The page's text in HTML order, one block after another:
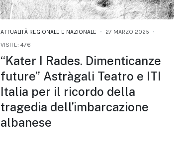
ATTUALITÀ REGIONALE E NAZIONALE
27 MARZO 2025
VISITE: 476
“Kater I Rades. Dimenticanze
future” Astràgali Teatro e ITI
Italia per il ricordo della
tragedia dell’imbarcazione
albanese